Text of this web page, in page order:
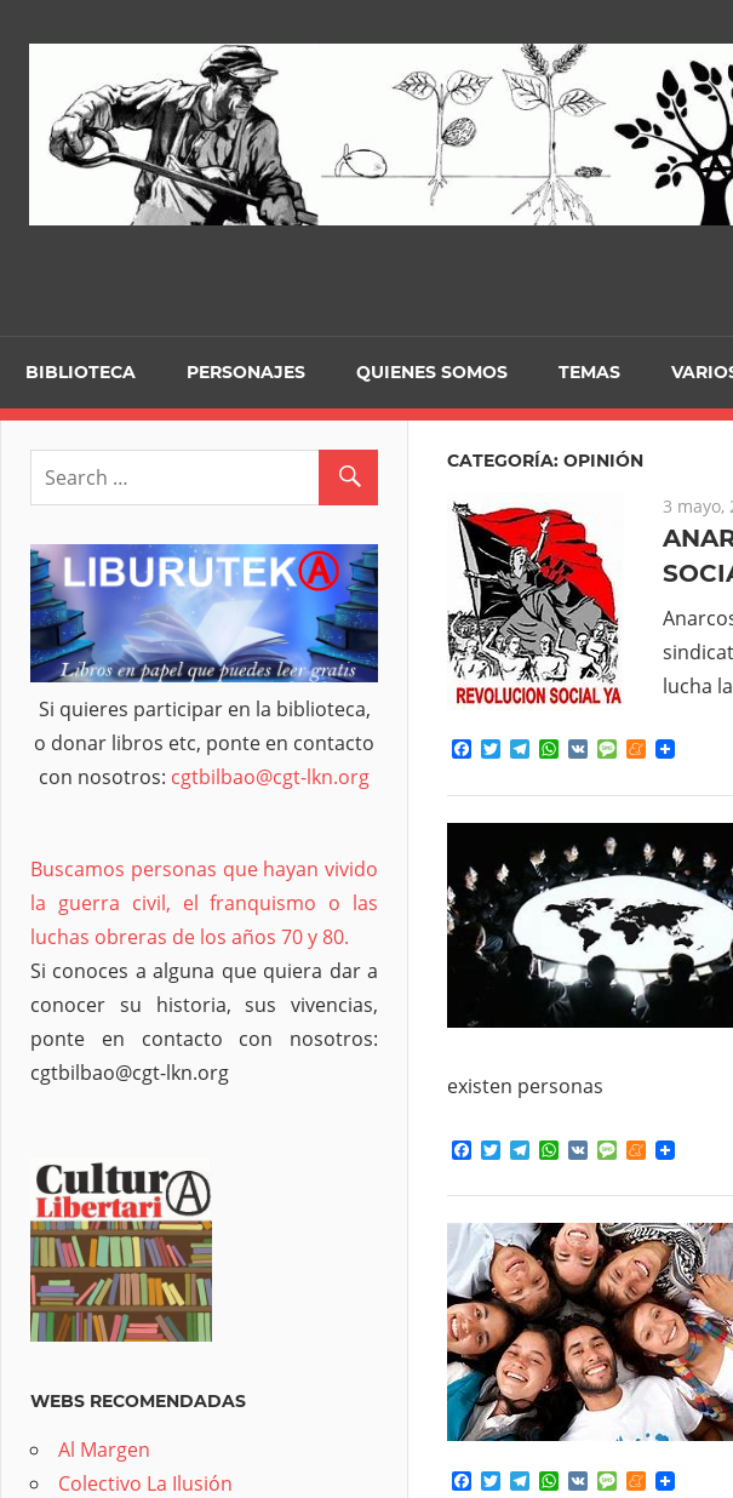
BIBLIOTECA PERSONAJES QUIENES SOMOS TEMAS
CATEGORÍA: OPINIÓN
3 mayo,
lucha
Facebook
TwitterTelegram
WhatsApp
VK MessageMeneame
existen personas
Facebook
TwitterTelegram
WhatsApp
VK MessageMeneame
Facebook
TwitterTelegram
WhatsApp
VK MessageMeneame
Si quieres participar en la biblioteca,
o donar libros etc, ponte en contacto
con nosotros: cgtbilbao@cgt-lkn.org
Buscamos personas que hayan vivido
la guerra civil, el franquismo o las
luchas obreras de los años 70 y 80.
Si conoces a alguna que quiera dar a
conocer su historia, sus vivencias,
ponte en contacto con nosotros:
cgtbilbao@cgt-lkn.org
WEBS RECOMENDADAS
Al Margen
Colectivo La Ilusión